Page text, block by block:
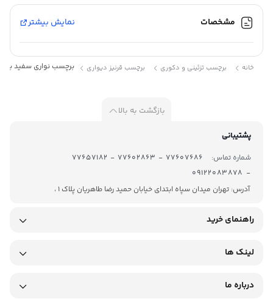
رنگ :
سفید
برچسب :
روزرنگ
مشخصات نمایش بیشتر
خانه برچسب تزئینی و دکوری برچسب قرنیز دیواری برچسب نواری سفید براق10سانت25متری
بازگشت به بالا
پشتیبانی
شماره تماس:
- 09122083878
آدرس: تهران میدان سپاه ابتدای خیابان حمید رضا طاهریان پلاک 1 ،
راهنمای خرید
لینک ها
درباره ما